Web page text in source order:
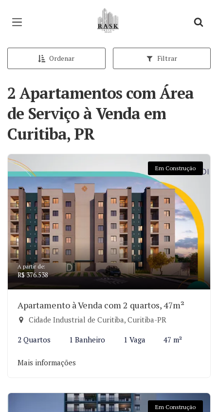
Página inicial
Ordenar Filtrar
2 Apartamentos com Área
de Serviço à Venda em
Curitiba, PR
Em Construção
A partir de:
R$ 376.538
Apartamento à Venda com 2 quartos, 47m²
Cidade Industrial de Curitiba, Curitiba-PR
2 Quartos 1 Banheiro 1 Vaga 47 m²
Mais informações
Em Construção